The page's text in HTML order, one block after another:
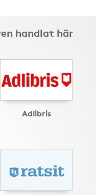
handlat här
Adlibris